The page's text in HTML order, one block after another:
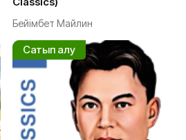
Бейімбет Майлин
Сатып алу